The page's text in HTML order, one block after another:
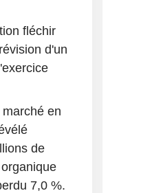
fléchir
d'un
en
de
7,0 %.